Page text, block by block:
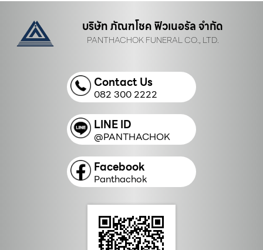
บริษัท ภัณฑโชค ฟิวเนอรัล จำกัด
PANTHACHOK FUNERAL CO., LTD.
Contact Us
082 300 2222
LINE ID
@PANTHACHOK
Facebook
Panthachok